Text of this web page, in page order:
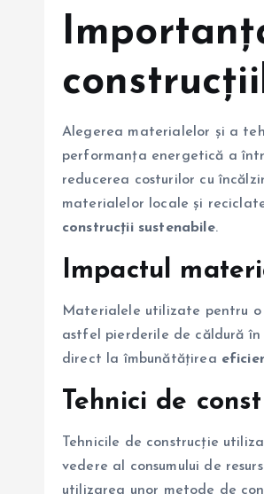
Alegerea materialelor și a
performanța energetică a
reducerea costurilor cu
materialelor locale și
construcții sustenabile.
Impactul
Materialele utilizate pentru o
astfel pierderile de căldură
direct la îmbunătățirea
Tehnici de
Tehnicile de construcție
vedere al consumului de
utilizarea unor metode de